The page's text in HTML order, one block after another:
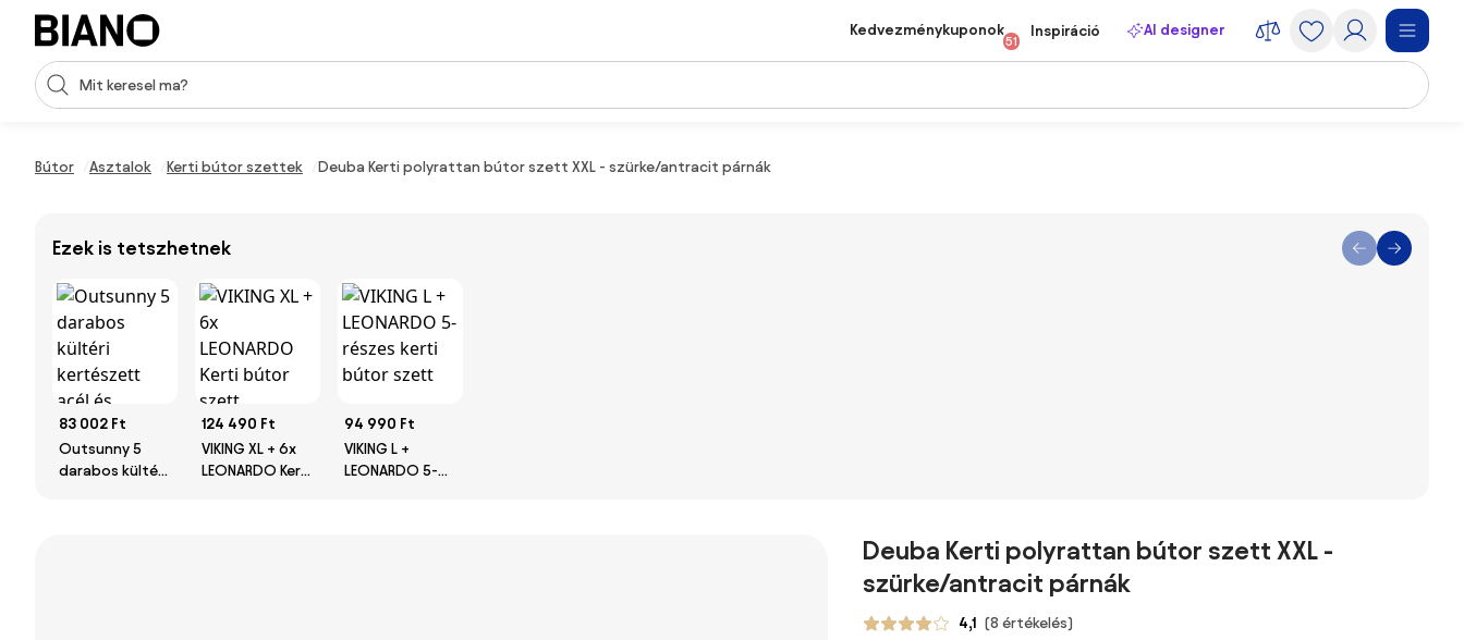
Navigáció kihagyása, ugrás a tartalomra
Keresési bevitel
Kedvezménykuponok
51
Inspiráció AI designer
Bútor Asztalok Kerti bútor szettek Deuba Kerti polyrattan bútor szett XXL - szürke/antracit párnák
Ezek is tetszhetnek
83 002 Ft
Outsunny 5
darabos kültéri
124 490 Ft
VIKING XL + 6x
LEONARDO Kerti
94 990 Ft
VIKING L +
LEONARDO 5-
Deuba Kerti polyrattan bútor szett XXL -
szürke/antracit párnák
4,1 (8 értékelés)